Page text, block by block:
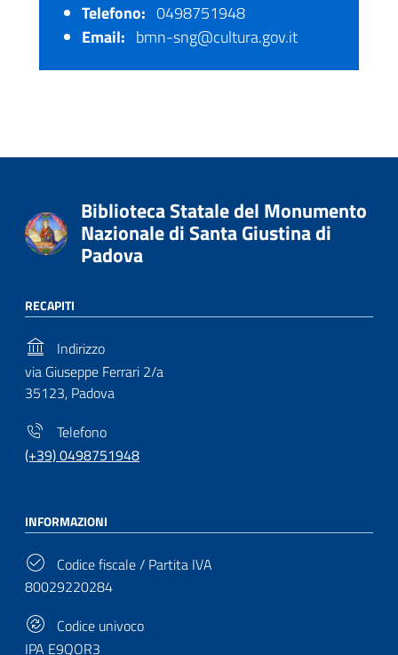
Telefono: 0498751948
Email: bmn-sng@cultura.gov.it
Biblioteca Statale del Monumento
Nazionale di Santa Giustina di
Padova
RECAPITI
Indirizzo
via Giuseppe Ferrari 2/a
35123, Padova
Telefono
(+39) 0498751948
INFORMAZIONI
Codice fiscale / Partita IVA
80029220284
Codice univoco
IPA E9QOR3